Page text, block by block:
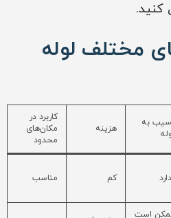
کنید.
مختلف لوله
به
هزینه
کاربرد در
مکان‌های
محدود
کم مناسب
است